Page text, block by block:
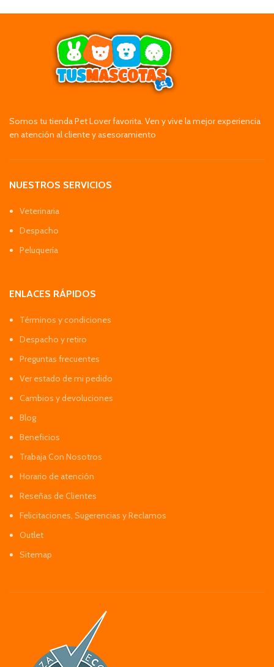
Somos tu tienda Pet Lover favorita. Ven y vive la mejor experiencia
en atención al cliente y asesoramiento
NUESTROS SERVICIOS
Veterinaria
Despacho
Peluquería
ENLACES RÁPIDOS
Términos y condiciones
Despacho y retiro
Preguntas frecuentes
Ver estado de mi pedido
Cambios y devoluciones
Blog
Beneficios
Trabaja Con Nosotros
Horario de atención
Reseñas de Clientes
Felicitaciones, Sugerencias y Reclamos
Outlet
Sitemap